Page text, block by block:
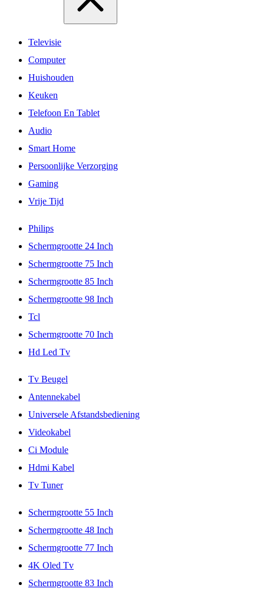
Televisie
Computer
Huishouden
Keuken
Telefoon En Tablet
Audio
Smart Home
Persoonlijke Verzorging
Gaming
Vrije Tijd
Philips
Schermgrootte 24 Inch
Schermgrootte 75 Inch
Schermgrootte 85 Inch
Schermgrootte 98 Inch
Tcl
Schermgrootte 70 Inch
Hd Led Tv
Tv Beugel
Antennekabel
Universele Afstandsbediening
Videokabel
Ci Module
Hdmi Kabel
Tv Tuner
Schermgrootte 55 Inch
Schermgrootte 48 Inch
Schermgrootte 77 Inch
4K Oled Tv
Schermgrootte 83 Inch